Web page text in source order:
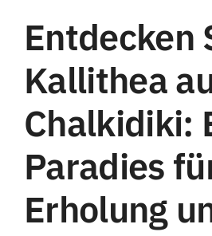
Entdecken
Kallithea
Chalkidiki:
Paradies
Erholung